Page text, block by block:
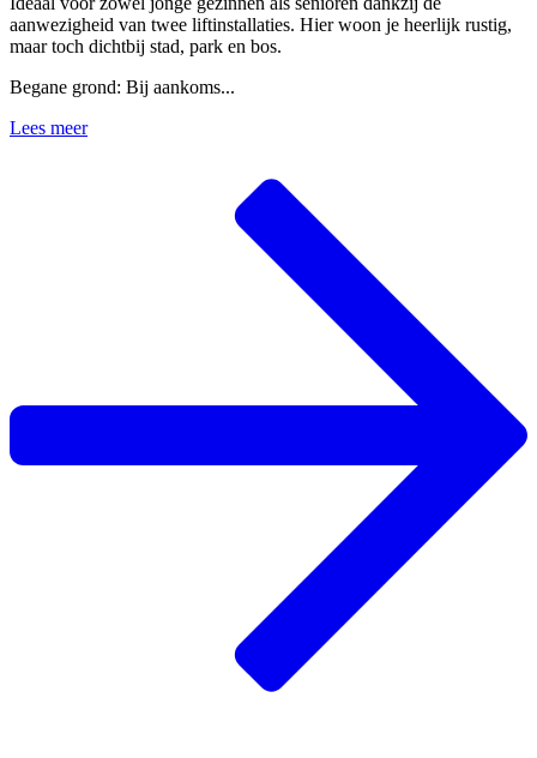
aanwezigheid van twee liftinstallaties. Hier woon je heerlijk rustig,
maar toch dichtbij stad, park en bos.
Begane grond: Bij aankoms...
Lees meer